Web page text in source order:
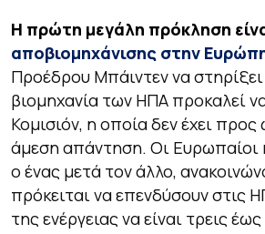
Η πρώτη μεγάλη πρόκληση
αποβιομηχάνισης στην
Προέδρου Μπάιντεν να
βιομηχανία των ΗΠΑ προκαλεί
Κομισιόν, η οποία δεν έχει
άμεση απάντηση. Οι Ευρωπαίοι
ο ένας μετά τον άλλο,
πρόκειται να επενδύσουν στις
της ενέργειας να είναι τρεις